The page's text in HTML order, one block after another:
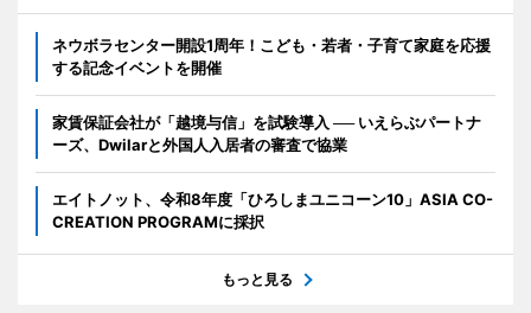
ネウボラセンター開設1周年！こども・若者・子育て家庭を応援
する記念イベントを開催
家賃保証会社が「越境与信」を試験導入 ── いえらぶパートナ
ーズ、Dwilarと外国人入居者の審査で協業
エイトノット、令和8年度「ひろしまユニコーン10」ASIA CO-
CREATION PROGRAMに採択
もっと見る